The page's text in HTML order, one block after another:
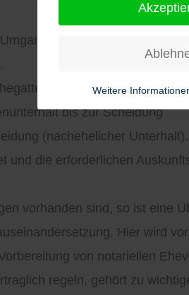
mit den Kindern und
zu regeln ist.
bis zur Scheidung
(nachehelicher Unterhalt).
und die erforderlichen
vorhanden sind, so ist eine
Hier wird
von notariellen
regeln, gehört zu
Weitere